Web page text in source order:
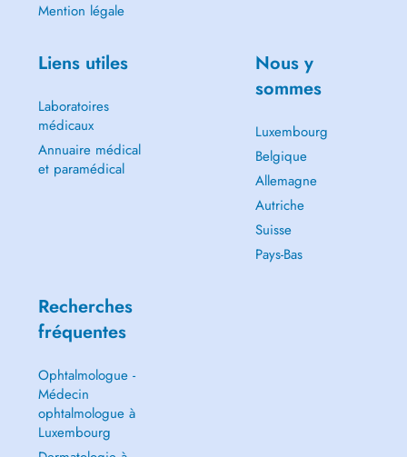
Mention légale
Liens utiles
Laboratoires
médicaux
Annuaire médical
et paramédical
Nous y
sommes
Luxembourg
Belgique
Allemagne
Autriche
Suisse
Pays-Bas
Recherches
fréquentes
Ophtalmologue -
Médecin
ophtalmologue à
Luxembourg